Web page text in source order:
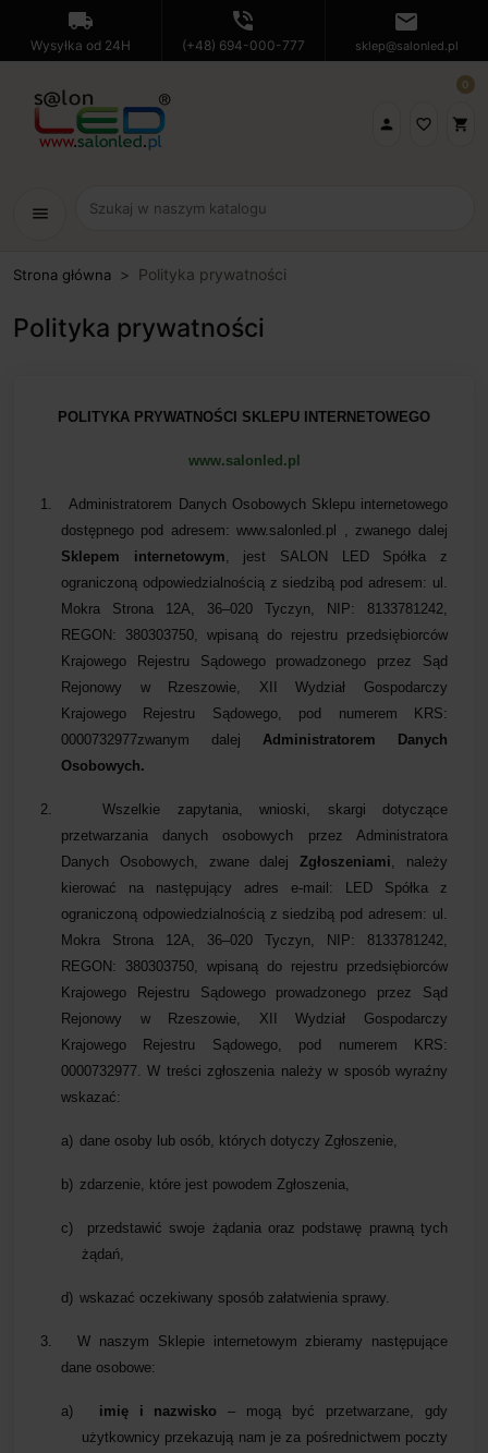
local_shipping
Wysyłka od 24H
phone_in_talk
(+48) 694-000-777
mail
sklep@salonled.pl
 favorite_border shopping_cart
0
menu
Strona główna Polityka prywatności
Polityka prywatności
POLITYKA PRYWATNOŚCI SKLEPU INTERNETOWEGO
www.salonled.pl
1.
Administratorem Danych Osobowych Sklepu internetowego
dostępnego pod adresem: www.salonled.pl , zwanego dalej
Sklepem internetowym
jest SALON LED Spółka z
ograniczoną odpowiedzialnością z siedzibą pod adresem: ul.
Mokra Strona 12A, 36–020 Tyczyn, NIP: 8133781242,
REGON: 380303750, wpisaną do rejestru przedsiębiorców
Krajowego Rejestru Sądowego prowadzonego przez Sąd
Rejonowy w Rzeszowie, XII Wydział Gospodarczy
Krajowego Rejestru Sądowego, pod numerem KRS:
0000732977zwanym dalej Administratorem Danych
Osobowych.
2.
Wszelkie zapytania, wnioski, skargi dotyczące
przetwarzania danych osobowych przez Administratora
Danych Osobowych, zwane dalejZgłoszeniami , należy
kierować na następujący adres e-mail: LED Spółka z
ograniczoną odpowiedzialnością z siedzibą pod adresem: ul.
Mokra Strona 12A, 36–020 Tyczyn, NIP: 8133781242,
REGON: 380303750, wpisaną do rejestru przedsiębiorców
Krajowego Rejestru Sądowego prowadzonego przez Sąd
Rejonowy w Rzeszowie, XII Wydział Gospodarczy
Krajowego Rejestru Sądowego, pod numerem KRS:
0000732977. W treści zgłoszenia należy w sposób wyraźny
wskazać:
a) dane osoby lub osób, których dotyczy Zgłoszenie,
b) zdarzenie, które jest powodem Zgłoszenia,
c)
przedstawić swoje żądania oraz podstawę prawną tych
żądań,
d) wskazać oczekiwany sposób załatwienia sprawy.
3.
W naszym Sklepie internetowym zbieramy następujące
dane osobowe:
a) imię i nazwisko– mogą być przetwarzane, gdy
użytkownicy przekazują nam je za pośrednictwem poczty